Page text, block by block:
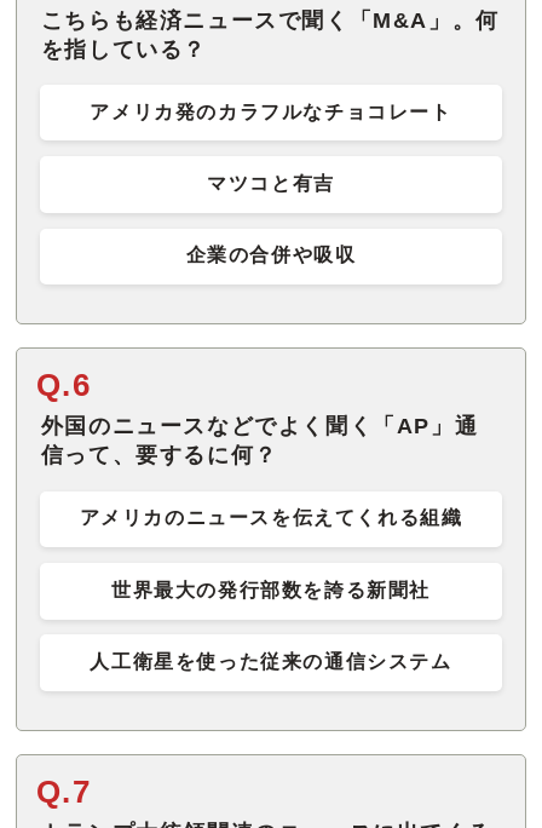
こちらも経済ニュースで聞く「M&A」。何
を指している？
アメリカ発のカラフルなチョコレート
マツコと有吉
企業の合併や吸収
Q.6
外国のニュースなどでよく聞く「AP」通
信って、要するに何？
アメリカのニュースを伝えてくれる組織
世界最大の発行部数を誇る新聞社
人工衛星を使った従来の通信システム
Q.7